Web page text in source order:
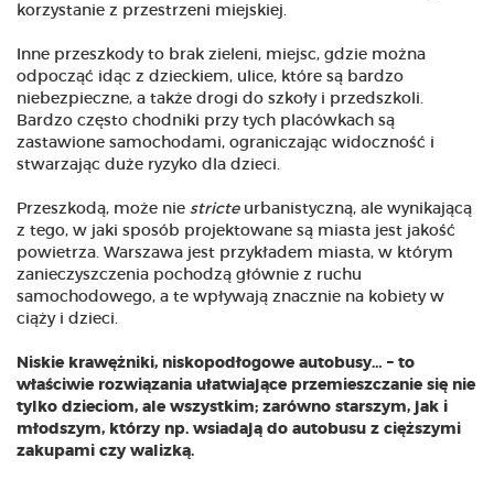
korzystanie z przestrzeni miejskiej.
Inne przeszkody to brak zieleni, miejsc, gdzie można
odpocząć idąc z dzieckiem, ulice, które są bardzo
niebezpieczne, a także drogi do szkoły i przedszkoli.
Bardzo często chodniki przy tych placówkach są
zastawione samochodami, ograniczając widoczność i
stwarzając duże ryzyko dla dzieci.
Przeszkodą, może nie stricteurbanistyczną, ale wynikającą
z tego, w jaki sposób projektowane są miasta jest jakość
powietrza. Warszawa jest przykładem miasta, w którym
zanieczyszczenia pochodzą głównie z ruchu
samochodowego, a te wpływają znacznie na kobiety w
ciąży i dzieci.
Niskie krawężniki, niskopodłogowe autobusy… – to
właściwie rozwiązania ułatwiające przemieszczanie się nie
tylko dzieciom, ale wszystkim; zarówno starszym, jak i
młodszym, którzy np. wsiadają do autobusu z cięższymi
zakupami czy walizką.